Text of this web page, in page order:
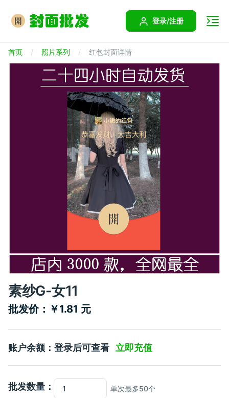
登录/注册
首页 照片系列 红包封面详情
素纱G-女11
批发价：￥1.81 元
账户余额：登录后可查看 立即充值
批发数量： 单次最多50个